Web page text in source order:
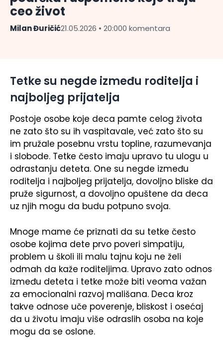
ceo život
Milan Đuričić21.05.2026 • 20:000 komentara
Tetke su negde između roditelja i
najboljeg prijatelja
Postoje osobe koje deca pamte celog života
ne zato što su ih vaspitavale, već zato što su
im pružale posebnu vrstu topline, razumevanja
i slobode. Tetke često imaju upravo tu ulogu u
odrastanju deteta. One su negde između
roditelja i najboljeg prijatelja, dovoljno bliske da
pruže sigurnost, a dovoljno opuštene da deca
uz njih mogu da budu potpuno svoja.
Mnoge mame će priznati da su tetke često
osobe kojima dete prvo poveri simpatiju,
problem u školi ili malu tajnu koju ne želi
odmah da kaže roditeljima. Upravo zato odnos
između deteta i tetke može biti veoma važan
za emocionalni razvoj mališana. Deca kroz
takve odnose uče poverenje, bliskost i osećaj
da u životu imaju više odraslih osoba na koje
mogu da se oslone.